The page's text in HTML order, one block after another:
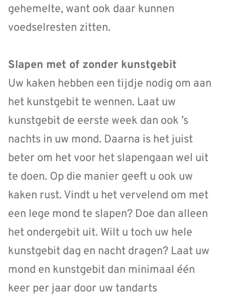
gehemelte, want ook daar kunnen
voedselresten zitten.
Slapen met of zonder kunstgebit
Uw kaken hebben een tijdje nodig om aan
het kunstgebit te wennen. Laat uw
kunstgebit de eerste week dan ook ’s
nachts in uw mond. Daarna is het juist
beter om het voor het slapengaan wel uit
te doen. Op die manier geeft u ook uw
kaken rust. Vindt u het vervelend om met
een lege mond te slapen? Doe dan alleen
het ondergebit uit. Wilt u toch uw hele
kunstgebit dag en nacht dragen? Laat uw
mond en kunstgebit dan minimaal één
keer per jaar door uw tandarts